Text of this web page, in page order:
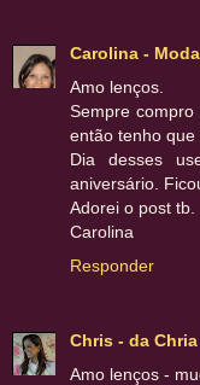
Carolina -
Amo lenços.
Sempre
então tenho que
Dia desses
aniversário.
Adorei o post tb.
Carolina
Responder
Chris - da Chria
Amo lenços -